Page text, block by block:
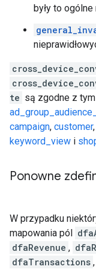
były to
te są zgodne z
campaign, customer,
keyword_view i
Ponowne
W przypadku
mapowania pól
dfaRevenue ,
dfaTransactions ,